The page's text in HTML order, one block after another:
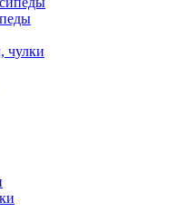
чулки